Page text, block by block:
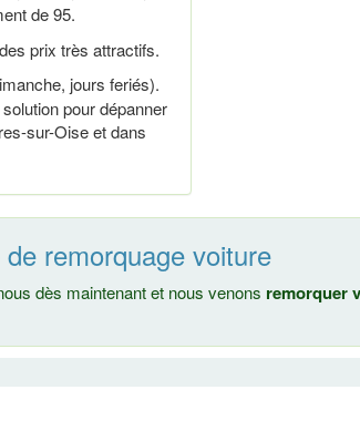
de 95.
prix très attractifs.
jours feriés).
pour dépanner
sur-Oise et dans
remorquage voiture
dès maintenant et nous venons remorquer